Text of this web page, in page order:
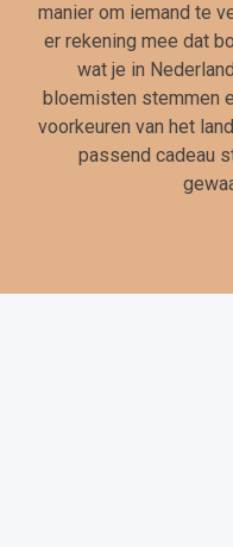
manier om iemand te
er rekening mee dat
wat je in
bloemisten stemmen
voorkeuren van het
passend cadeau